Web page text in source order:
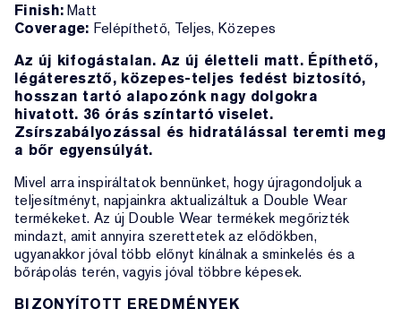
Finish:Matt
Coverage: Felépíthető, Teljes, Közepes
Az új kifogástalan. Az új életteli matt. Építhető,
légáteresztő, közepes-teljes fedést biztosító,
hosszan tartó alapozónk nagy dolgokra
hivatott. 36 órás színtartó viselet.
Zsírszabályozással és hidratálással teremti meg
a bőr egyensúlyát.
Mivel arra inspiráltatok bennünket, hogy újragondoljuk a
teljesítményt, napjainkra aktualizáltuk a Double Wear
termékeket. Az új Double Wear termékek megőrizték
mindazt, amit annyira szerettetek az elődökben,
ugyanakkor jóval több előnyt kínálnak a sminkelés és a
bőrápolás terén, vagyis jóval többre képesek.
BIZONYÍTOTT EREDMÉNYEK